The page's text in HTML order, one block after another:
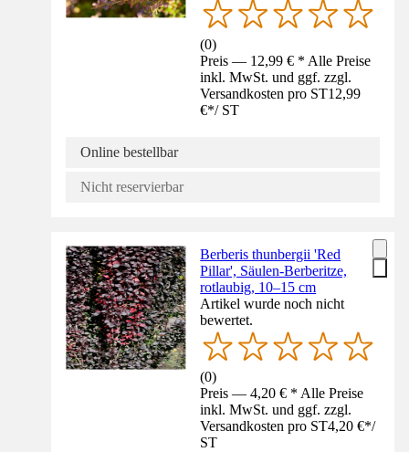
(0)
Preis — 12,99 € * Alle Preise
inkl. MwSt. und ggf. zzgl.
Versandkosten pro ST12,99
€*/ ST
Online bestellbar
Nicht reservierbar
Berberis thunbergii 'Red
Pillar', Säulen-Berberitze,
rotlaubig, 10–15 cm
Artikel wurde noch nicht
bewertet.
(0)
Preis — 4,20 € * Alle Preise
inkl. MwSt. und ggf. zzgl.
Versandkosten pro ST4,20 €*/
ST